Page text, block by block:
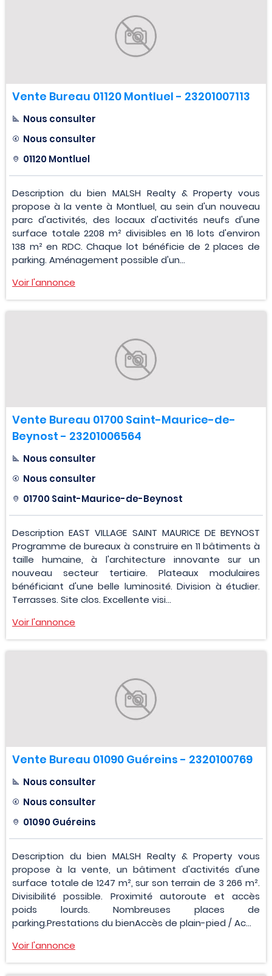
Vente Bureau 01120 Montluel - 23201007113
Nous consulter
Nous consulter
01120 Montluel
Description du bien MALSH Realty & Property vous
propose à la vente à Montluel, au sein d'un nouveau
parc d'activités, des locaux d'activités neufs d'une
surface totale 2208 m² divisibles en 16 lots d'environ
138 m² en RDC. Chaque lot bénéficie de 2 places de
parking. Aménagement possible d'un...
Voir l'annonce
Vente Bureau 01700 Saint-Maurice-de-
Beynost - 23201006564
Nous consulter
Nous consulter
01700 Saint-Maurice-de-Beynost
Description EAST VILLAGE SAINT MAURICE DE BEYNOST
Programme de bureaux à construire en 11 bâtiments à
taille humaine, à l'architecture innovante sur un
nouveau secteur tertiaire. Plateaux modulaires
bénéficiant d'une belle luminosité. Division à étudier.
Terrasses. Site clos. Excellente visi...
Voir l'annonce
Vente Bureau 01090 Guéreins - 2320100769
Nous consulter
Nous consulter
01090 Guéreins
Description du bien MALSH Realty & Property vous
propose à la vente, un bâtiment d'activités d'une
surface totale de 1247 m², sur son terrain de 3 266 m².
Divisibilité possible. Proximité autoroute et accès
poids lourds. Nombreuses places de
parking.Prestations du bienAccès de plain-pied / Ac...
Voir l'annonce